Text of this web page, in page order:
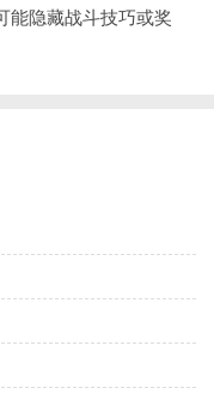
能隐藏战斗技巧或奖